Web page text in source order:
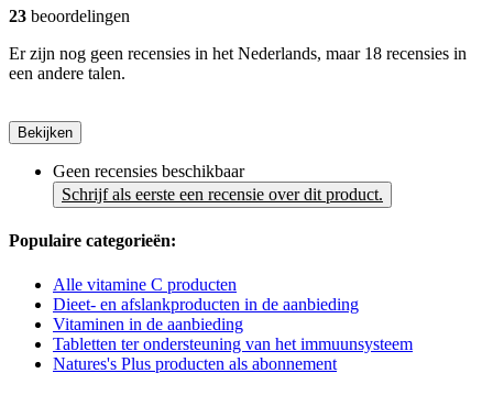
23 beoordelingen
Er zijn nog geen recensies in het Nederlands, maar 18 recensies in
een andere talen.
Bekijken
Geen recensies beschikbaar
Schrijf als eerste een recensie over dit product.
Populaire categorieën:
Alle vitamine C producten
Dieet- en afslankproducten in de aanbieding
Vitaminen in de aanbieding
Tabletten ter ondersteuning van het immuunsysteem
Natures's Plus producten als abonnement